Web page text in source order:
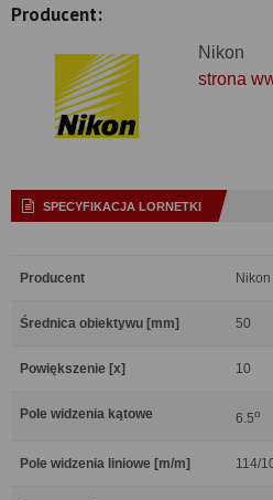
Producent:
Nikon
strona
SPECYFIKACJA LORNETKI
Producent Nikon
Średnica obiektywu [mm] 50
Powiększenie [x] 10
Pole widzenia kątowe 6.5o
Pole widzenia liniowe [m/m] 114/